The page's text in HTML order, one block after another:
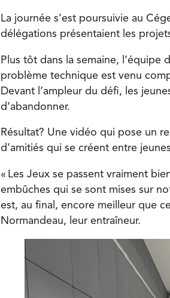
La journée s’est poursuivie au
délégations présentaient les
Plus tôt dans la semaine,
problème technique est venu
Devant l’ampleur du défi, les
d’abandonner.
Résultat? Une vidéo qui pose un
d’amitiés qui se créent entre
« Les Jeux se passent vraiment
embûches qui se sont mises sur
est, au final, encore meilleur que
Normandeau, leur entraîneur.